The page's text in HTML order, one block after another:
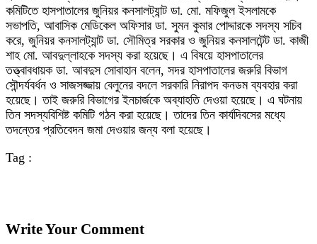
কমিটিতে হাসপাতালের জুনিয়র কনসালট্যান্ট ডা. মো. মফিজুল ইসলামকে
সভাপতি, আবাসিক মেডিকেল অফিসার ডা. সুমন কুমার পোদ্দারকে সদস্য সচিব
করে, জুনিয়র কনসালট্যান্ট ডা. সৌমিত্র সরকার ও জুনিয়র কনসালটেন্ট ডা. কাজী
শাহ মো. আবদুল্লাহকে সদস্য করা হয়েছে। এ বিষয়ে হাসপাতালের
তত্ত্বাবধায়ক ডা. আবদুস সোবাহান বলেন, সদর হাসপাতালের জরুরি বিভাগ
সৌন্দর্যবর্ধন ও সাজসজ্জায় বেলুনের বদলে সরকারি নিরাপদ কনডম ব্যবহার করা
হয়েছে। তাই জরুরি বিভাগের ইনচার্জকে অব্যাহতি দেওয়া হয়েছে। এ ঘটনায়
তিন সদস্যবিশিষ্ট কমিটি গঠন করা হয়েছে। তাদের তিন কার্যদিবসের মধ্যে
তদন্তের প্রতিবেদন জমা দেওয়ার জন্য বলা হয়েছে।
Tag :
Write Your Comment